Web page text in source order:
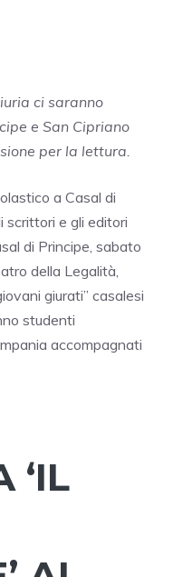
ci saranno
e San Cipriano
per la lettura.
a Casal di
scrittori e gli editori
di Principe, sabato
della Legalità,
giurati” casalesi
studenti
accompagnati
‘IL